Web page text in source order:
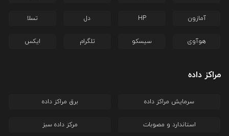
آمازون HP دل تسلا
هوآوی سیسکو تلگرام ایکس
مراکز داده
سرمایش مراکز داده برق مراکز داده
استاندارد و مصوبات مرکز داده سبز